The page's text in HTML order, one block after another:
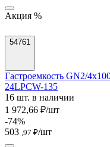
Акция %
54761
Гастроемкость GN2/
24LPCW-135
16 шт. в наличии
1 972,66 ₽/шт
-74%
503 ,97 ₽/шт